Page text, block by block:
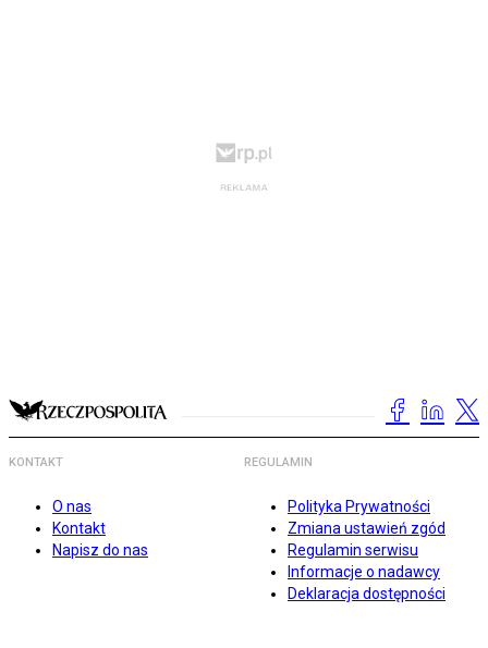
KONTAKT
O nas
Kontakt
Napisz do nas
REGULAMIN
Polityka Prywatności
Zmiana ustawień zgód
Regulamin serwisu
Informacje o nadawcy
Deklaracja dostępności